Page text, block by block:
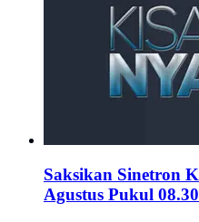
Saksikan Sinetron
Agustus Pukul